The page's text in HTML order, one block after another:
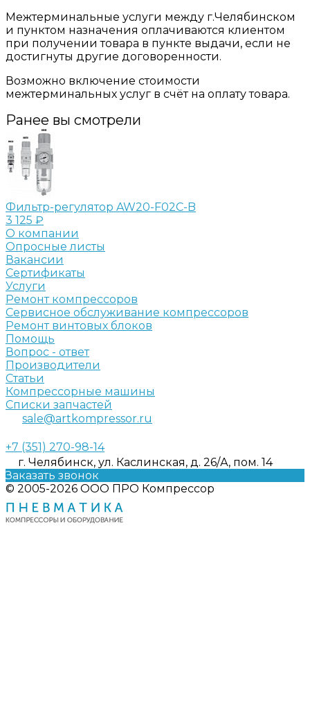
Межтерминальные услуги между г.Челябинском
и пунктом назначения оплачиваются клиентом
при получении товара в пункте выдачи, если не
достигнуты другие договоренности.
Возможно включение стоимости
межтерминальных услуг в счёт на оплату товара.
Ранее вы смотрели
Фильтр-регулятор AW20-F02C-B
3 125 ₽
О компании
Опросные листы
Вакансии
Сертификаты
Услуги
Ремонт компрессоров
Сервисное обслуживание компрессоров
Ремонт винтовых блоков
Помощь
Вопрос - ответ
Производители
Статьи
Компрессорные машины
Списки запчастей
sale@artkompressor.ru
+7 (351) 270-98-14
г. Челябинск, ул. Каслинская, д. 26/А, пом. 14
Заказать звонок
© 2005-2026 ООО ПРО Компрессор